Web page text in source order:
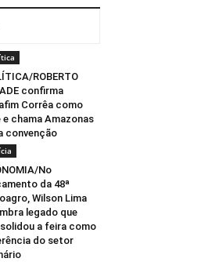
ROBERTO
confirma
Corrêa como
e chama Amazonas
convenção
No
da 48ª
Wilson Lima
legado que
a feira como
do setor